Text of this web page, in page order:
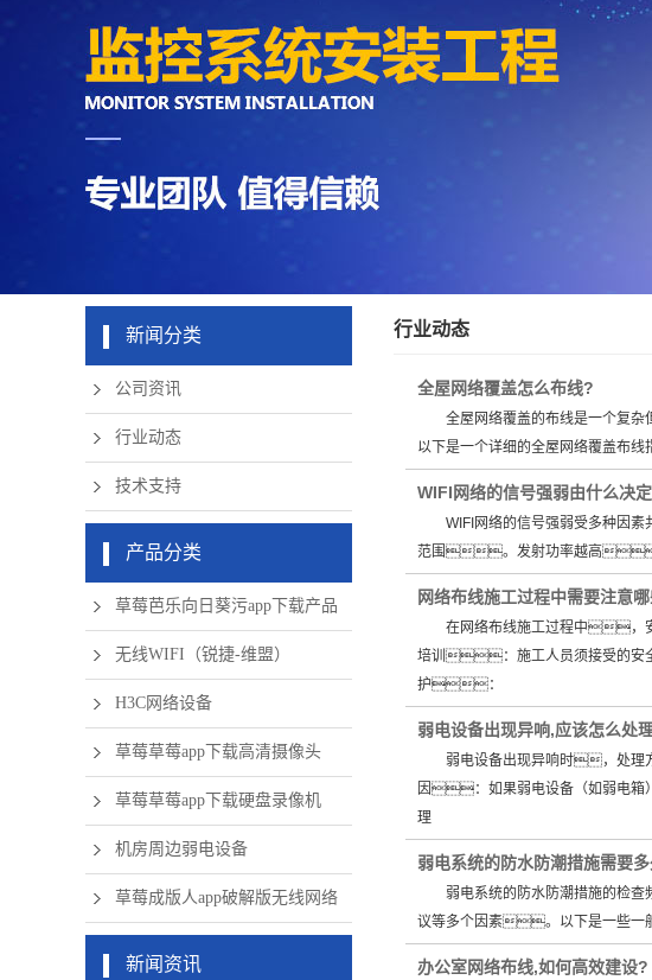
app下载高
清摄像头
草莓草莓
app下载硬
机房周边弱
新闻分类
公司资讯
行业动态
技术支持
产品分类
草莓芭乐向日葵污app下载产品
无线WIFI（锐捷-维盟）
H3C网络设备
草莓草莓app下载高清摄像头
草莓草莓app下载硬盘录像机
机房周边弱电设备
草莓成版人app破解版无线网络
新闻资讯
行业动态
全屋网络覆盖怎么布线?
全屋网络覆盖的布线是一个复
以下是一个详细的全屋网络覆
WIFI网络的信号强弱由什么决
WIFI网络的信号强弱受多种因
范围。发射功率越高
网络布线施工过程中需要注意
在网络布线施工过程中，
培训：施工人员须接受的安
护：
弱电设备出现异响,应该怎么处
弱电设备出现异响时，处理
因：如果弱电设备（如弱电
理
弱电系统的防水防潮措施需要
弱电系统的防水防潮措施的检
议等多个因素。以下是一
办公室网络布线,如何高效建设?